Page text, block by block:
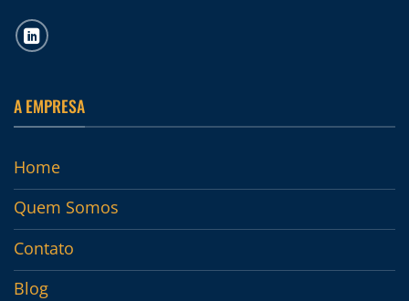
A EMPRESA
Home
Quem Somos
Contato
Blog